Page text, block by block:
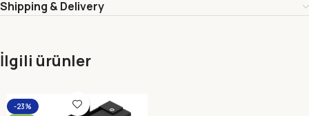
Shipping & Delivery
İlgili ürünler
-23%